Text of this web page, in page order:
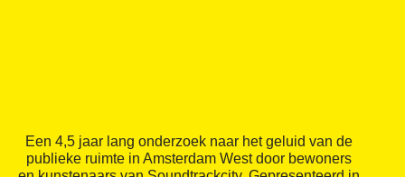
Een 4,5 jaar lang onderzoek naar het geluid van de
publieke ruimte in Amsterdam West door bewoners